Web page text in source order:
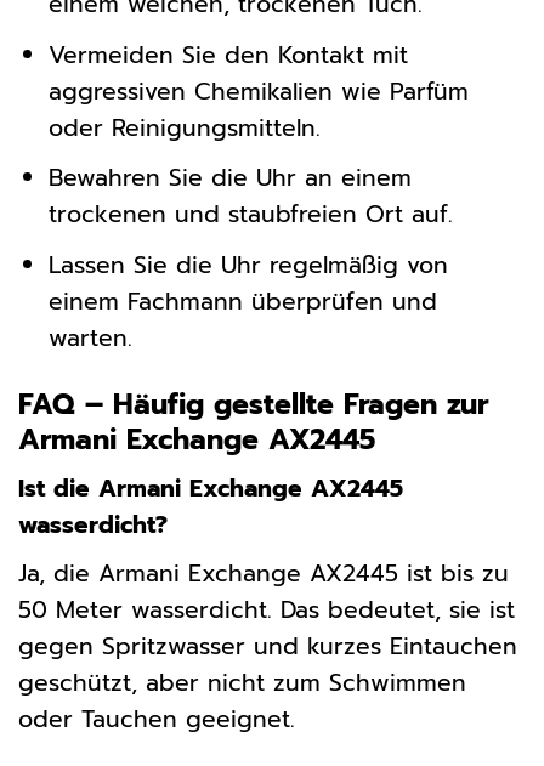
Vermeiden Sie den Kontakt mit
aggressiven Chemikalien wie Parfüm
oder Reinigungsmitteln.
Bewahren Sie die Uhr an einem
trockenen und staubfreien Ort auf.
Lassen Sie die Uhr regelmäßig von
einem Fachmann überprüfen und
warten.
FAQ – Häufig gestellte Fragen zur
Armani Exchange AX2445
Ist die Armani Exchange AX2445
wasserdicht?
Ja, die Armani Exchange AX2445 ist bis zu
50 Meter wasserdicht. Das bedeutet, sie ist
gegen Spritzwasser und kurzes Eintauchen
geschützt, aber nicht zum Schwimmen
oder Tauchen geeignet.